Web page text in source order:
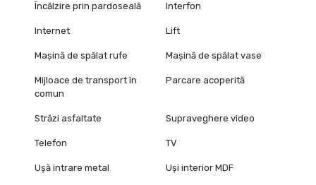
Încălzire prin pardoseală Interfon
Internet Lift
Mașină de spălat rufe Mașină de spălat vase
Mijloace de transport în
comun
Parcare acoperită
Străzi asfaltate Supraveghere video
Telefon TV
Ușă intrare metal Uși interior MDF